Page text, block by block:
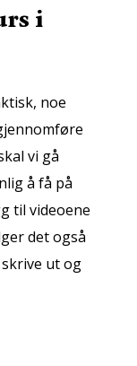
i
noe
vi gå
å få på
til videoene
det også
ut og